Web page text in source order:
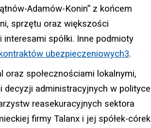
Adamów-Konin” z końcem
sprzętu oraz większości
spółki. Inne podmioty
ubezpieczeniowych3.
oraz społecznościami lokalnymi,
administracyjnych w polityce
reasekuracyjnych sektora
firmy Talanx i jej spółek-córek